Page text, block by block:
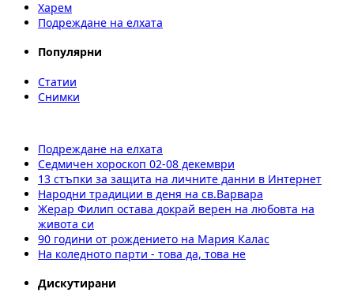
Харем
Подреждане на елхата
Популярни
Статии
Снимки
Подреждане на елхата
Седмичен хороскоп 02-08 декември
13 стъпки за защита на личните данни в Интернет
Народни традиции в деня на св.Варвара
Жерар Филип остава докрай верен на любовта на
живота си
90 години от рождението на Мария Калас
На коледното парти - това да, това не
Дискутирани